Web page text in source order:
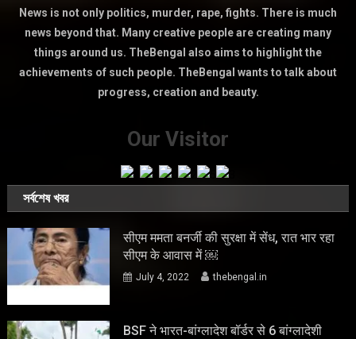
News is not only politics, murder, rape, fights. There is much
news beyond that. Many creative people are creating many
things around us. TheBengal also aims to highlight the
achievements of such people. TheBengal wants to talk about
progress, creation and beauty.
Our Visitor
সর্বশেষ খবর
सीएम ममता बनर्जी की सुरक्षा में सेंध, रात भार रहा
सीएम के आवास में ￼
July 4, 2022 thebengal.in
BSF ने भारत-बांग्लादेश बॉर्डर से 6 बांग्लादेशी